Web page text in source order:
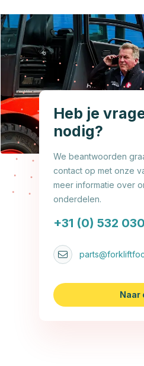
Heb je
nodig?
We beantwoorden
contact op met onze
meer informatie over
onderdelen.
+31 (0) 532
Naar